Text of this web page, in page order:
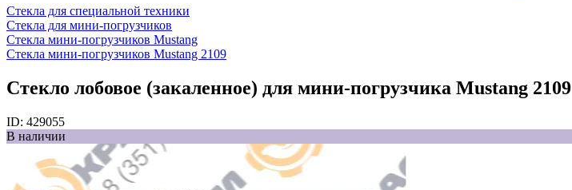
Стекла для специальной техники
Стекла для мини-погрузчиков
Стекла мини-погрузчиков Mustang
Стекла мини-погрузчиков Mustang 2109
Стекло лобовое (закаленное) для мини-погрузчика Mustang 2109
ID: 429055
В наличии